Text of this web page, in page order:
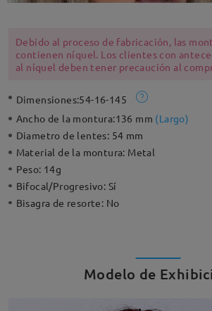
Debido al proceso de fabricación, las
contienen níquel. Los clientes con
al níquel deben tener precaución al
Dimensiones:54-16-145
Ancho de la montura:136 mm (Largo)
Diametro de lentes: 54 mm
Material de la montura: Metal
Peso: 14g
Bifocal/Progresivo: Sí
Bisagra de resorte: No
Modelo de